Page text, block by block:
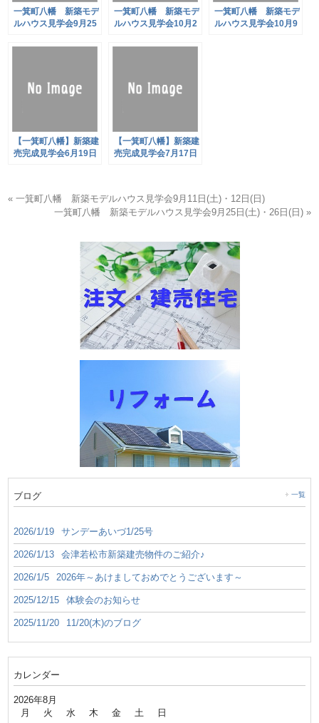
一箕町八幡 新築モデ
ルハウス見学会9月25
一箕町八幡 新築モデ
ルハウス見学会10月2
一箕町八幡 新築モデ
ルハウス見学会10月9
【一箕町八幡】新築建
売完成見学会6月19日
【一箕町八幡】新築建
売完成見学会7月17日
« 一箕町八幡 新築モデルハウス見学会9月11日(土)・12日(日)
一箕町八幡 新築モデルハウス見学会9月25日(土)・26日(日) »
ブログ 一覧
2026/1/19 サンデーあいづ1/25号
2026/1/13 会津若松市新築建売物件のご紹介♪
2026/1/5 2026年～あけましておめでとうございます～
2025/12/15 体験会のお知らせ
2025/11/20 11/20(木)のブログ
カレンダー
2026年8月
月 火 水 木 金 土 日